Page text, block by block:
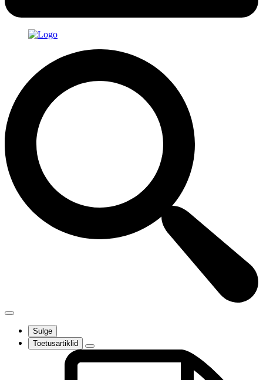
Sulge
Toetusartiklid